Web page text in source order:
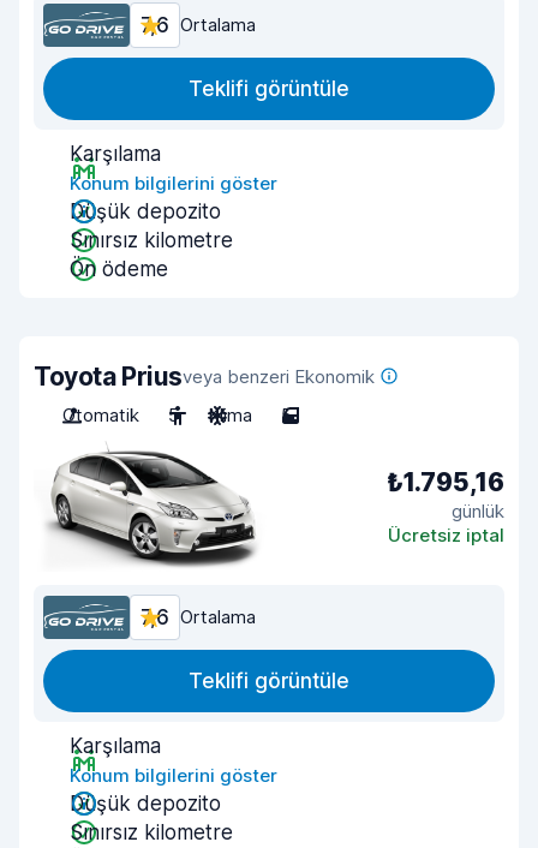
7,6 Ortalama
Teklifi görüntüle
Karşılama
Konum bilgilerini göster
Düşük depozito
Sınırsız kilometre
Ön ödeme
Toyota Priusveya benzeri Ekonomik
Otomatik
5 Klima 5
₺1.795,16
günlük
Ücretsiz iptal
7,6 Ortalama
Teklifi görüntüle
Karşılama
Konum bilgilerini göster
Düşük depozito
Sınırsız kilometre